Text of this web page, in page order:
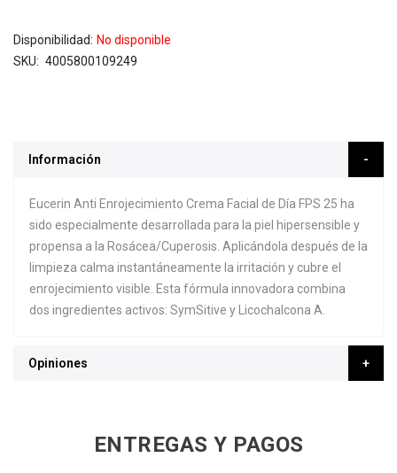
Disponibilidad: No disponible
SKU
4005800109249
Información
Eucerin Anti Enrojecimiento Crema Facial de Día FPS 25 ha
sido especialmente desarrollada para la piel hipersensible y
propensa a la Rosácea/Cuperosis. Aplicándola después de la
limpieza calma instantáneamente la irritación y cubre el
enrojecimiento visible. Esta fórmula innovadora combina
dos ingredientes activos: SymSitive y Licochalcona A.
Opiniones
ENTREGAS Y PAGOS